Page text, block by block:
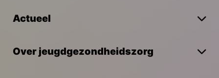
Actueel
Over jeugdgezondheidszorg